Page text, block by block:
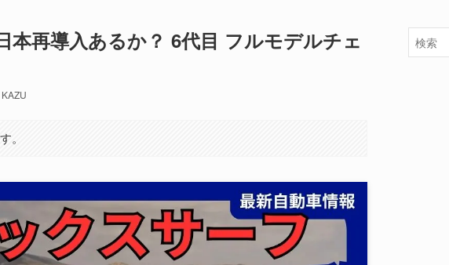
再導入あるか？ 6代目 フルモデルチェ
KAZU
。